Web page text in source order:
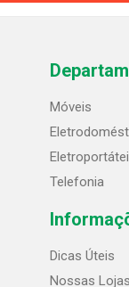
Móveis
Telefonia
Dicas Úteis
Nossas Lojas